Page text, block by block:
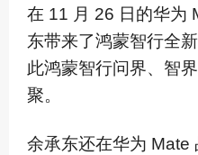
在 11 月 26 日的华为
东带来了鸿蒙智行全
此鸿蒙智行问界、智
聚。
余承东还在华为 Mate